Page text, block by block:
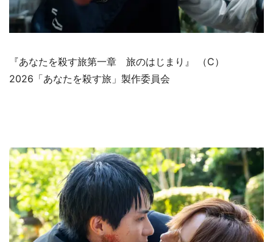
『あなたを殺す旅第一章 旅のはじまり』 （C）
2026「あなたを殺す旅」製作委員会